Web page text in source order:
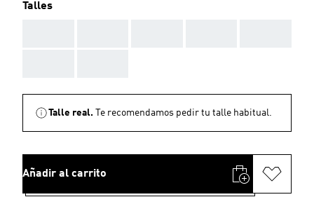
Talles
Talle real. Te recomendamos pedir tu talle habitual.
Añadir al carrito